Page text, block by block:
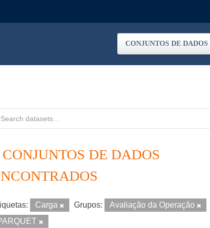
CONJUNTOS DE DADOS
CONJUNTOS DE DADOS
Carga Grupos: Avaliação da Operação